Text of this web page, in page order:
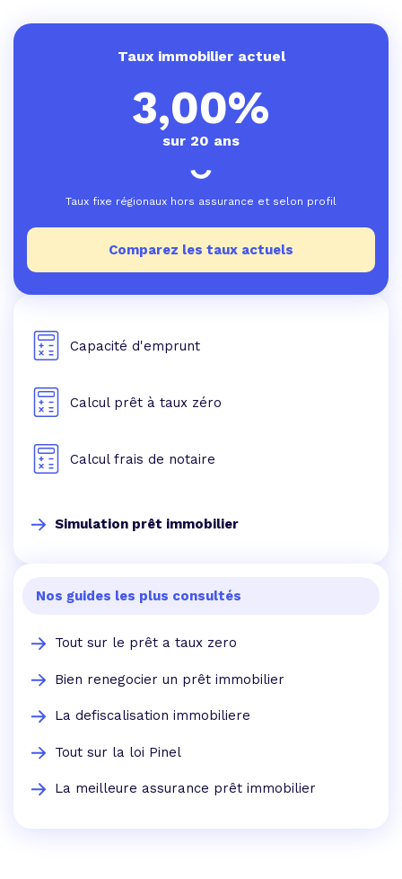
Taux immobilier actuel
3,00%
sur 20 ans
Taux fixe régionaux hors assurance et selon profil
Comparez les taux actuels
Capacité d'emprunt
Calcul prêt à taux zéro
Calcul frais de notaire
Simulation prêt immobilier
Nos guides les plus consultés
Tout sur le prêt a taux zero
Bien renegocier un prêt immobilier
La defiscalisation immobiliere
Tout sur la loi Pinel
La meilleure assurance prêt immobilier